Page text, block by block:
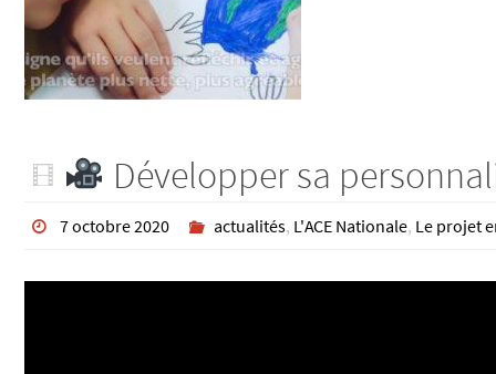
Développer sa
7 octobre 2020 actualités, L'ACE Nationale, Le projet